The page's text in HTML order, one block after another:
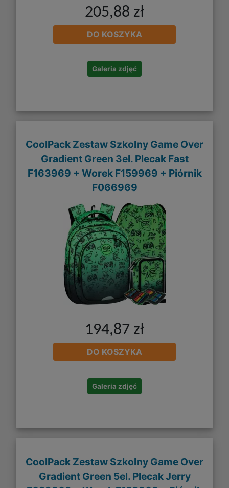
205,88 zł
DO KOSZYKA
Galeria zdjęć
CoolPack Zestaw Szkolny Game Over
Gradient Green 3el. Plecak Fast
F163969 + Worek F159969 + Piórnik
F066969
194,87 zł
DO KOSZYKA
Galeria zdjęć
CoolPack Zestaw Szkolny Game Over
Gradient Green 5el. Plecak Jerry